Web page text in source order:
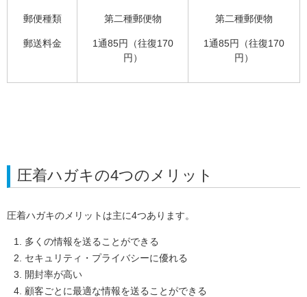
郵便種類
郵送料金
第二種郵便物
1通85円（往復170
円）
第二種郵便物
1通85円（往復170
円）
圧着ハガキの4つのメリット
圧着ハガキのメリットは主に4つあります。
多くの情報を送ることができる
セキュリティ・プライバシーに優れる
開封率が高い
顧客ごとに最適な情報を送ることができる